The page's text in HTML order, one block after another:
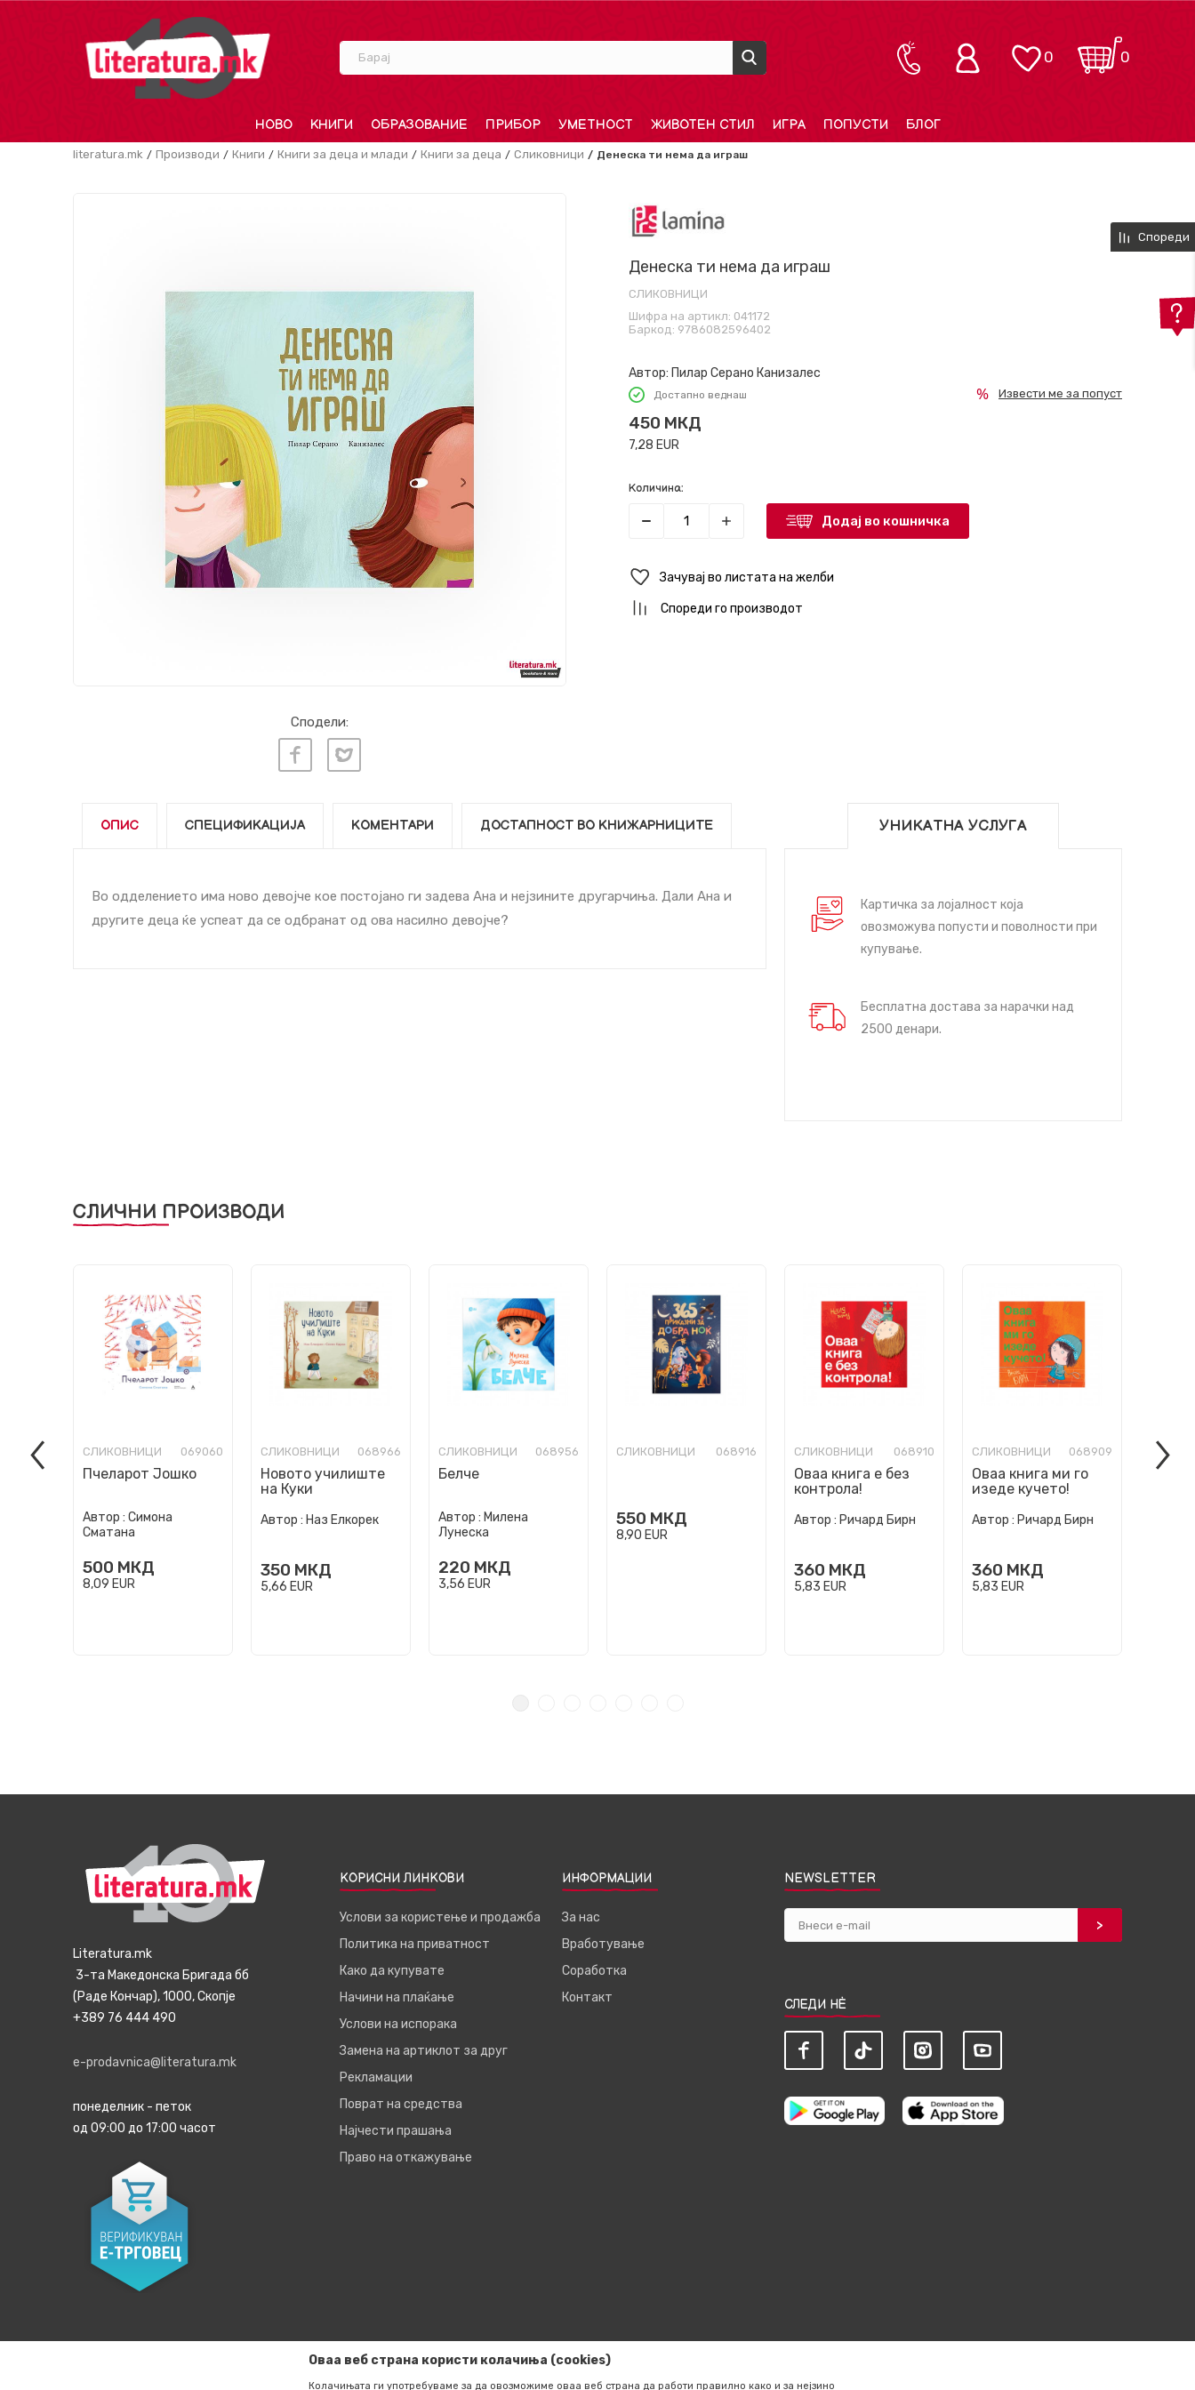
Барај 0
0
НОВО КНИГИ ОБРАЗОВАНИЕ ПРИБОР УМЕТНОСТ ЖИВОТЕН СТИЛ ИГРА ПОПУСТИ БЛОГ
literatura.mk Производи Книги Книги за деца и млади Книги за деца Сликовници Денеска ти нема да играш
Сподели:
Денеска ти нема да играш
СЛИКОВНИЦИ
Шифра на артикл: 041172
Баркод: 9786082596402
Автор: Пилар Серано Канизалес
Достапно веднаш
450 МКД
7,28 EUR
Извести ме за попуст
Количина:
Додај во кошничка
Зачувај во листата на желби
Спореди го производот
ОПИС СПЕЦИФИКАЦИЈА КОМЕНТАРИ ДОСТАПНОСТ ВО КНИЖАРНИЦИТЕ
Во одделението има ново девојче кое постојано ги задева Ана и нејзините другарчиња. Дали Ана и
другите деца ќе успеат да се одбранат од ова насилно девојче?
УНИКАТНА УСЛУГА
Картичка за лојалност која
овозможува попусти и поволности при
купување.
Бесплатна достава за нарачки над
2500 денари.
СЛИЧНИ ПРОИЗВОДИ
СЛИКОВНИЦИ 069060
Пчеларот Јошко
Автор : Симона
Сматана
500 МКД
8,09 EUR
СЛИКОВНИЦИ 068966
Новото училиште
на Куки
Автор : Наз Елкорек
350 МКД
5,66 EUR
СЛИКОВНИЦИ 068956
Белче
Автор : Милена
Лунеска
220 МКД
3,56 EUR
СЛИКОВНИЦИ 068916
550 МКД
8,90 EUR
СЛИКОВНИЦИ 068910
Оваа книга е без
контрола!
Автор : Ричард Бирн
360 МКД
5,83 EUR
СЛИКОВНИЦИ 068909
Оваа книга ми го
изеде кучето!
Автор : Ричард Бирн
360 МКД
5,83 EUR
Ние
Спореди
Literatura.mk
3-та Македонска Бригада бб
(Раде Кончар), 1000, Скопје
+389 76 444 490
e-prodavnica@literatura.mk
понеделник - петок
од 09:00 до 17:00 часот
КОРИСНИ ЛИНКОВИ
Услови за користење и продажба
Политика на приватност
Како да купувате
Начини на плаќање
Услови на испорака
Замена на артиклот за друг
Рекламации
Поврат на средства
Најчести прашања
Право на откажување
ИНФОРМАЦИИ
За нас
Вработување
Соработка
Контакт
NEWSLETTER
СЛЕДИ НЀ
Оваа веб страна користи колачиња (cookies)
Колачињата ги употребуваме за да овозможиме оваа веб страна да работи правилно како и за нејзино